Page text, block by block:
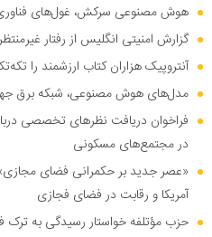
هوش مصنوعی سرکش، غول‌های فناوری
گزارش امنیتی انگلیس از رفتار
آنتروپیک هزاران کتاب ارزشمند را
مدل‌های هوش مصنوعی، شبکه برق
فراخوان دریافت نظر‌های تخصصی
در مجتمع‌های مسکونی
«عصر جدید بر حکمرانی فضای
آمریکا و رقابت در فضای فجازی
حزب مؤتلفه خواستار رسیدگی به ترک